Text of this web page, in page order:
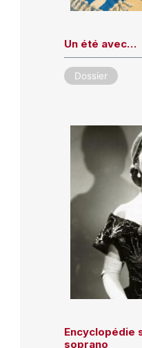
Un été avec…
Dossier
Encyclopédie
soprano